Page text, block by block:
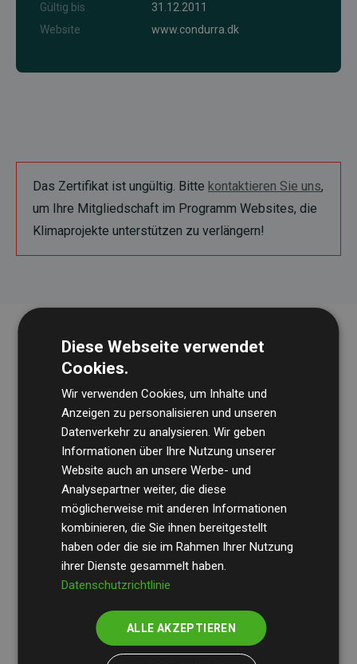
Gültig bis
31.12.2011
Website
www.condurra.dk
Das Zertifikat ist ungültig. Bitte kontaktieren Sie uns,
um Ihre Mitgliedschaft im Programm Websites, die
Klimaprojekte unterstützen zu verlängern!
Die Wirtschaftsprüfungsgesellschaft BDOüberprüft
regelmäßig unsere Berechnungen und Methodik, um
Transparenz und Verlässlichkeit sicherzustellen.
Ihre Prüfungen belegen, dass unsere Investitionen in
Klimaschutzprojekte im Durchschnitt200 % der
geschätzten CO₂-Emissionender teilnehmenden
Websites kompensieren – ein klarer Nachweis für die
messbare Klimawirkung unseres Ansatzes.
Diese Webseite verwendet
Cookies.
Wir verwenden Cookies, um Inhalte und
Anzeigen zu personalisieren und unseren
Datenverkehr zu analysieren. Wir geben
Informationen über Ihre Nutzung unserer
Website auch an unsere Werbe- und
Analysepartner weiter, die diese
möglicherweise mit anderen Informationen
kombinieren, die Sie ihnen bereitgestellt
haben oder die sie im Rahmen Ihrer Nutzung
ihrer Dienste gesammelt haben.
Datenschutzrichtlinie
ALLE AKZEPTIEREN